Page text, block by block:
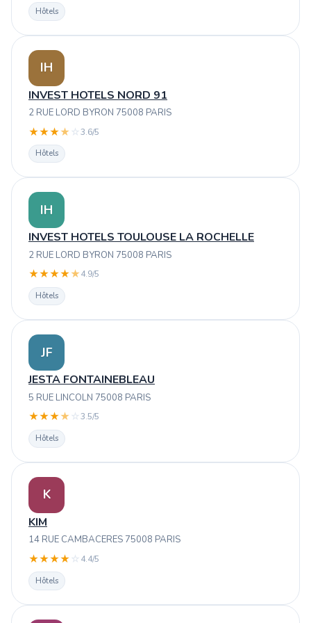
Hôtels
IH
INVEST HOTELS NORD 91
2 RUE LORD BYRON 75008 PARIS
★★★★ ☆3.6/5
Hôtels
IH
INVEST HOTELS TOULOUSE LA ROCHELLE
2 RUE LORD BYRON 75008 PARIS
★★★★★4.9/5
Hôtels
JF
JESTA FONTAINEBLEAU
5 RUE LINCOLN 75008 PARIS
★★★★ ☆3.5/5
Hôtels
K
KIM
14 RUE CAMBACERES 75008 PARIS
★★★★ ☆ 4.4/5
Hôtels